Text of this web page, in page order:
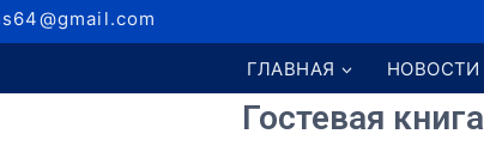
ГЛАВНАЯ НОВОСТИ
Гостевая книга